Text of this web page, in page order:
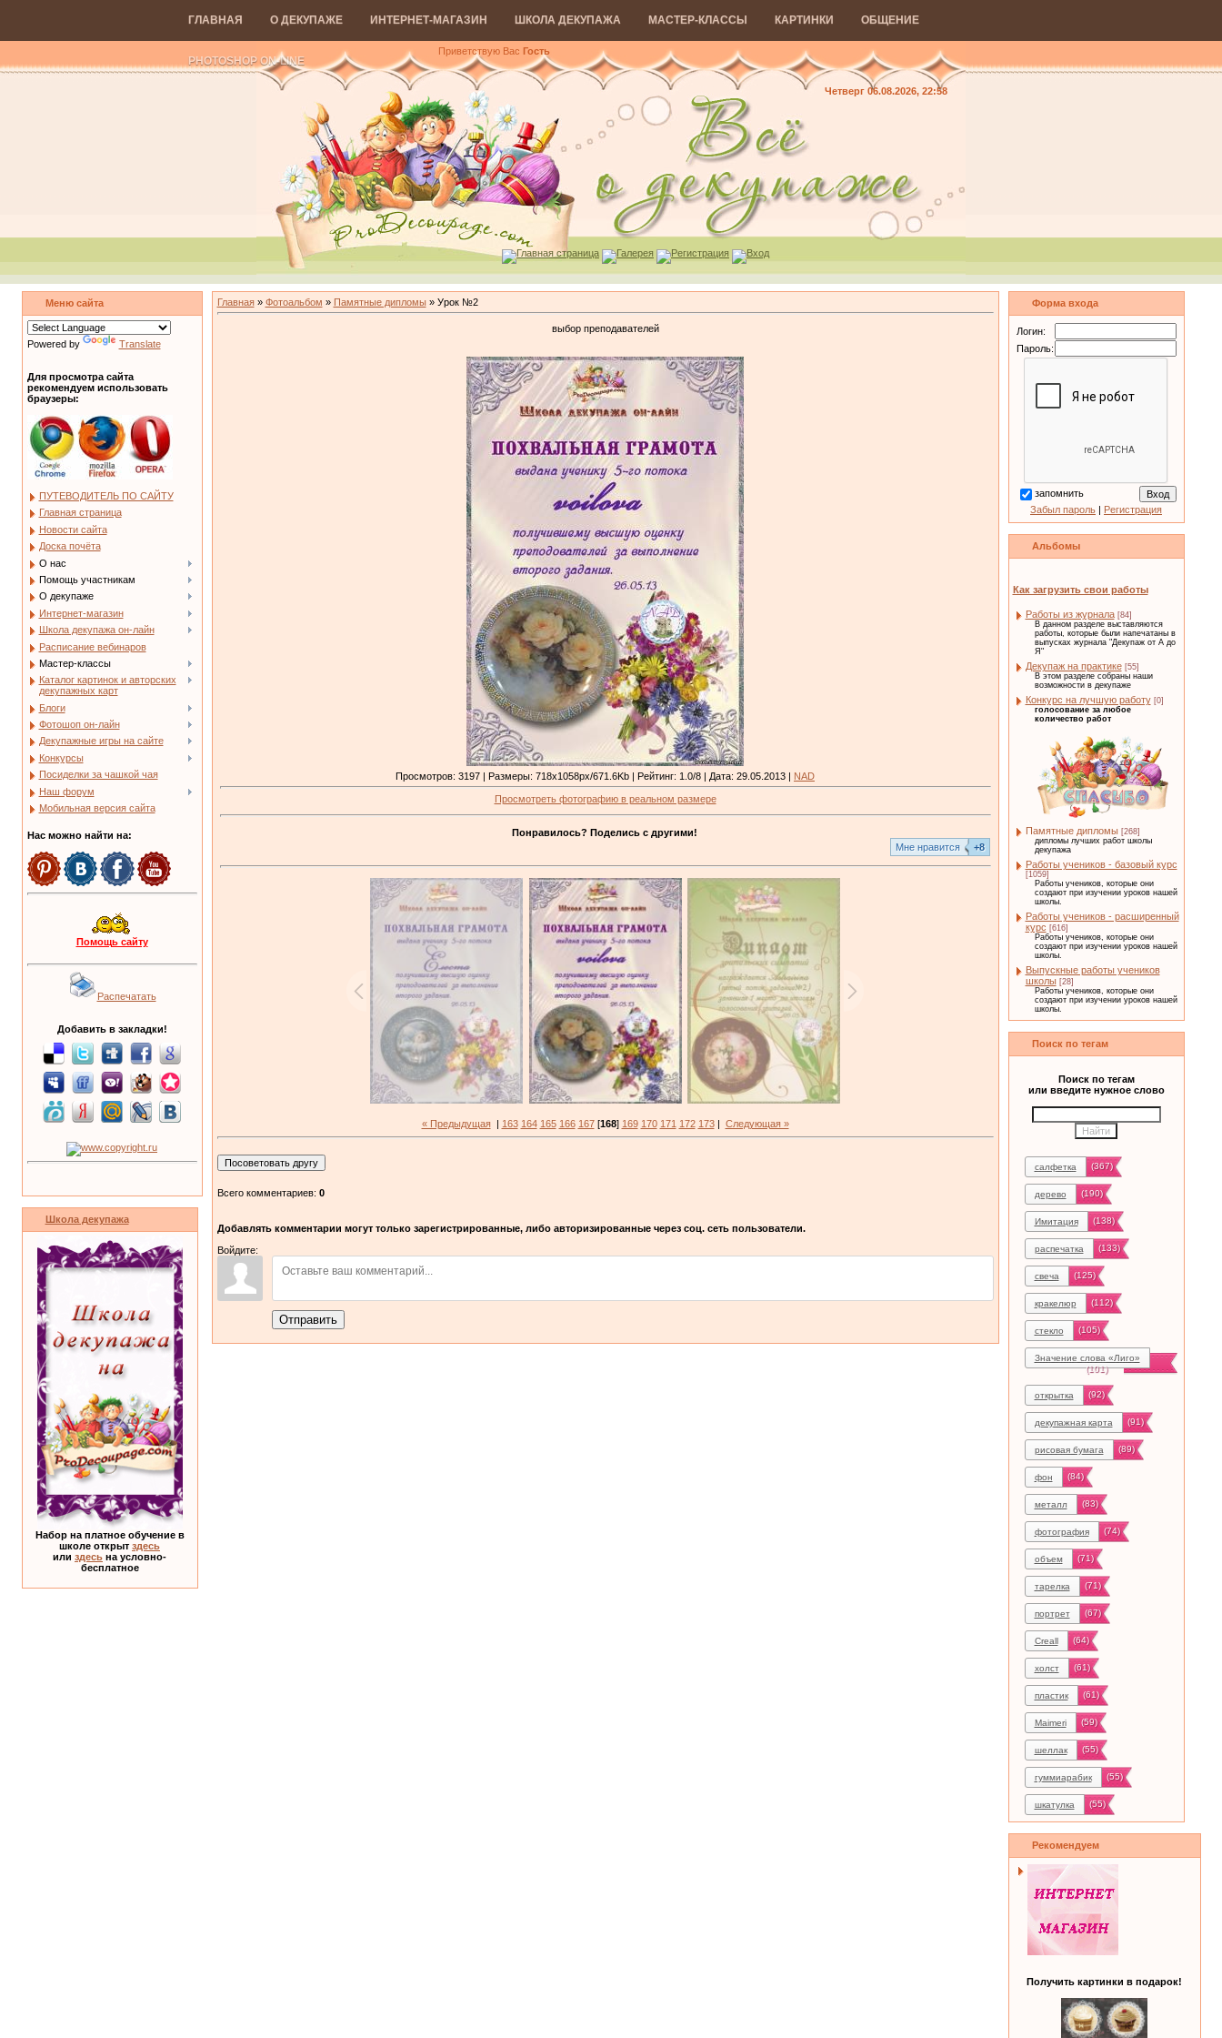
ГЛАВНАЯ О ДЕКУПАЖЕ ИНТЕРНЕТ-МАГАЗИН ШКОЛА ДЕКУПАЖА МАСТЕР-КЛАССЫ КАРТИНКИ ОБЩЕНИЕ
PHOTOSHOP ON-LINE
Приветствую Вас Гость
Четверг 06.08.2026, 22:58
Главная страница Галерея Регистрация Вход
Меню сайта
Powered by Translate
Для просмотра сайта
рекомендуем использовать
браузеры:
ПУТЕВОДИТЕЛЬ ПО САЙТУ
Главная страница
Новости сайта
Доска почёта
О нас
Помощь участникам
О декупаже
Интернет-магазин
Школа декупажа он-лайн
Расписание вебинаров
Мастер-классы
Каталог картинок и авторских
декупажных карт
Блоги
Фотошоп он-лайн
Декупажные игры на сайте
Конкурсы
Посиделки за чашкой чая
Наш форум
Мобильная версия сайта
Нас можно найти на:
Помощь сайту
Распечатать
Добавить в закладки!
Школа декупажа
Набор на платное обучение в
школе открыт здесь
или здесь на условно-
бесплатное
Главная» Фотоальбом » Памятные дипломы» Урок №2
выбор преподавателей
Просмотров: 3197 | Размеры: 718x1058px/671.6Kb | Рейтинг: 1.0/8 | Дата: 29.05.2013 | NAD
Просмотреть фотографию в реальном размере
Понравилось? Поделись с другими!
Mне нравится
+8
« Предыдущая| 163 164 165 166 167[168] 169 170 171 172 173| Следующая »
Всего комментариев: 0
Добавлять комментарии могут только зарегистрированные, либо авторизированные через соц. сеть пользователи.
Войдите:
Отправить
Форма входа
Логин:
Пароль:
запомнить
Забыл пароль | Регистрация
Альбомы
Как загрузить свои работы
Работы из журнала [84]
В данном разделе выставляются
работы, которые были напечатаны в
выпусках журнала "Декупаж от А до
Я"
Декупаж на практике [55]
В этом разделе собраны наши
возможности в декупаже
Конкурс на лучшую работу [0]
голосование за любое
количество работ
Памятные дипломы [268]
дипломы лучших работ школы
декупажа
Работы учеников - базовый курс
[1059]
Работы учеников, которые они
создают при изучении уроков нашей
школы.
Работы учеников - расширенный
курс [616]
Работы учеников, которые они
создают при изучении уроков нашей
школы.
Выпускные работы учеников
школы [28]
Работы учеников, которые они
создают при изучении уроков нашей
школы.
Поиск по тегам
Поиск по тегам
или введите нужное слово
салфетка (367)
дерево (190)
Имитация (138)
распечатка (133)
свеча (125)
кракелюр (112)
стекло (105)
Значение слова «Лиго»
(101)
открытка (92)
декупажная карта (91)
рисовая бумага (89)
фон (84)
металл (83)
фотография (74)
объем (71)
тарелка (71)
портрет (67)
Creall (64)
холст (61)
пластик (61)
Maimeri (59)
шеллак (55)
гуммиарабик (55)
шкатулка (55)
Рекомендуем
Получить картинки в подарок!